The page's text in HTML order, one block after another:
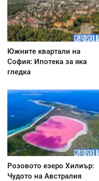
Южните квартали на
София: Ипотека за яка
гледка
Розовото езеро Хилиър:
Чудото на Австралия